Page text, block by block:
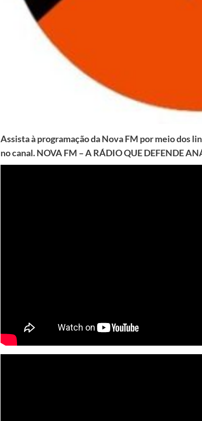
Assista à programação da Nova FM por meio dos
no canal. NOVA FM – A RÁDIO QUE DEFENDE